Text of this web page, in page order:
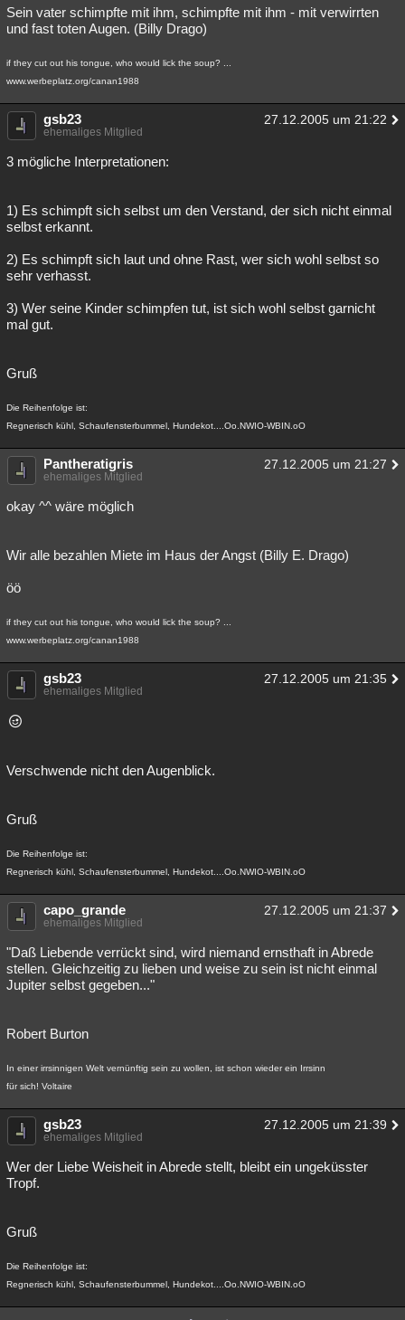
Sein vater schimpfte mit ihm, schimpfte mit ihm - mit verwirrten
und fast toten Augen. (Billy Drago)
if they cut out his tongue, who would lick the soup? ...
www.werbeplatz.org/canan1988
gsb23 27.12.2005 um 21:22
ehemaliges Mitglied
3 mögliche Interpretationen:
1) Es schimpft sich selbst um den Verstand, der sich nicht einmal
selbst erkannt.
2) Es schimpft sich laut und ohne Rast, wer sich wohl selbst so
sehr verhasst.
3) Wer seine Kinder schimpfen tut, ist sich wohl selbst garnicht
mal gut.
Gruß
Die Reihenfolge ist:
Regnerisch kühl, Schaufensterbummel, Hundekot....Oo.NWIO-WBIN.oO
Pantheratigris 27.12.2005 um 21:27
ehemaliges Mitglied
okay ^^ wäre möglich
Wir alle bezahlen Miete im Haus der Angst (Billy E. Drago)
öö
if they cut out his tongue, who would lick the soup? ...
www.werbeplatz.org/canan1988
gsb23 27.12.2005 um 21:35
ehemaliges Mitglied
Verschwende nicht den Augenblick.
Gruß
Die Reihenfolge ist:
Regnerisch kühl, Schaufensterbummel, Hundekot....Oo.NWIO-WBIN.oO
capo_grande 27.12.2005 um 21:37
ehemaliges Mitglied
"Daß Liebende verrückt sind, wird niemand ernsthaft in Abrede
stellen. Gleichzeitig zu lieben und weise zu sein ist nicht einmal
Jupiter selbst gegeben..."
Robert Burton
In einer irrsinnigen Welt vernünftig sein zu wollen, ist schon wieder ein Irrsinn
für sich! Voltaire
gsb23 27.12.2005 um 21:39
ehemaliges Mitglied
Wer der Liebe Weisheit in Abrede stellt, bleibt ein ungeküsster
Tropf.
Gruß
Die Reihenfolge ist:
Regnerisch kühl, Schaufensterbummel, Hundekot....Oo.NWIO-WBIN.oO